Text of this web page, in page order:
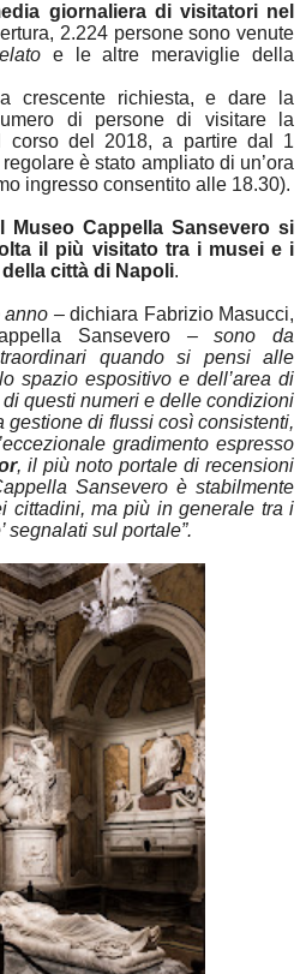
giornaliera di visitatori nel
2.224 persone sono venute
e le altre meraviglie della
crescente richiesta, e dare la
di persone di visitare la
corso del 2018, a partire dal 1
è stato ampliato di un’ora
ingresso consentito alle 18.30).
Museo Cappella Sansevero si
il più visitato tra i musei e i
città di Napoli.
anno – dichiara Fabrizio Masucci,
Sansevero– sono da
quando si pensi alle
spazio espositivo e dell’area di
di questi numeri e delle condizioni
di flussi così consistenti,
gradimento espresso
, il più noto portale di recensioni
Sansevero è stabilmente
cittadini, ma più in generale tra i
segnalati sul portale”.